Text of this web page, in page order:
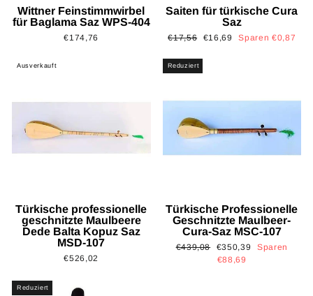
Wittner Feinstimmwirbel
für Baglama Saz WPS-404
€174,76
Saiten für türkische Cura
Saz
Normaler
€17,56 Sonderpreis
€16,69 Sparen €0,87
Ausverkauft
Türkische professionelle
geschnitzte Maulbeere
Dede Balta Kopuz Saz
MSD-107
€526,02
Reduziert
Türkische Professionelle
Geschnitzte Maulbeer-
Cura-Saz MSC-107
Normaler
€439,08 Sonderpreis
€350,39
Sparen
€88,69
Reduziert